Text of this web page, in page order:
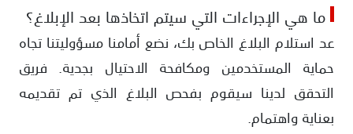
ما هي الإجراءات التي سيتم اتخاذها بعد الإبلاغ؟
عد استلام البلاغ الخاص بك، نضع أمامنا مسؤوليتنا تجاه
حماية المستخدمين ومكافحة الاحتيال بجدية. فريق
التحقق لدينا سيقوم بفحص البلاغ الذي تم تقديمه
بعناية واهتمام.